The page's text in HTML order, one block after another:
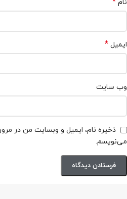
نام
ایمیل *
وب‌ سایت
ذخیره نام، ایمیل و وبسایت من در
می‌نویسم.